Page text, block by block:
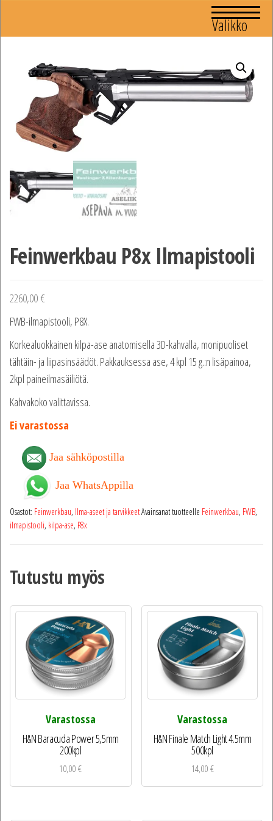
Valikko
Feinwerkbau P8x Ilmapistooli
2260,00 €
FWB-ilmapistooli, P8X.
Korkealuokkainen kilpa-ase anatomisella 3D-kahvalla, monipuoliset
tähtäin- ja liipasinsäädöt. Pakkauksessa ase, 4 kpl 15 g.:n lisäpainoa,
2kpl paineilmasäiliötä.
Kahvakoko valittavissa.
Ei varastossa
Jaa sähköpostilla
Jaa WhatsAppilla
Osastot: Feinwerkbau, Ilma-aseet ja tarvikkeetAvainsanat tuotteelle Feinwerkbau, FWB,
ilmapistooli, kilpa-ase, P8x
Tutustu myös
Varastossa
H&N Baracuda Power 5,5mm
200kpl
10,00€
Varastossa
H&N Finale Match Light 4.5mm
500kpl
14,00€